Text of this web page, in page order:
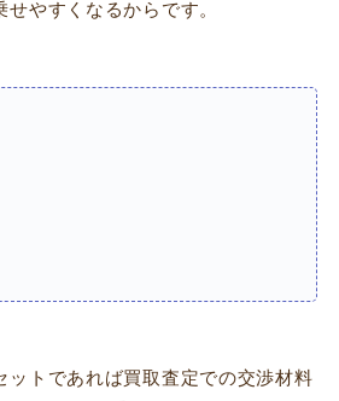
やすくなるからです。
ットであれば買取査定での交渉材料